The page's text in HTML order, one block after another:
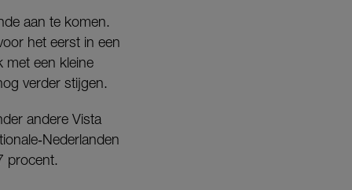
aan te komen.
het eerst in een
met een kleine
verder stijgen.
andere Vista
procent.